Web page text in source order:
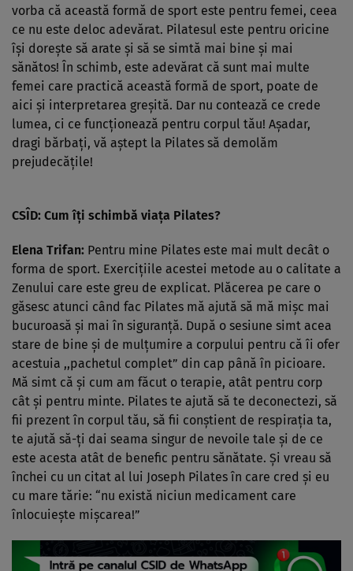
vorba că această formă de sport este pentru femei, ceea
ce nu este deloc adevărat. Pilatesul este pentru oricine
îşi doreşte să arate şi să se simtă mai bine şi mai
sănătos! În schimb, este adevărat că sunt mai multe
femei care practică această formă de sport, poate de
aici şi interpretarea greşită. Dar nu contează ce crede
lumea, ci ce funcţionează pentru corpul tău! Aşadar,
dragi bărbaţi, vă aştept la Pilates să demolăm
prejudecăţile!
CSÎD: Cum îţi schimbă viaţa Pilates?
Elena Trifan: Pentru mine Pilates este mai mult decât o
forma de sport. Exerciţiile acestei metode au o calitate a
Zenului care este greu de explicat. Plăcerea pe care o
găsesc atunci când fac Pilates mă ajută să mă mişc mai
bucuroasă şi mai în siguranţă. După o sesiune simt acea
stare de bine şi de mulţumire a corpului pentru că îi ofer
acestuia ,,pachetul complet” din cap până în picioare.
Mă simt că şi cum am făcut o terapie, atât pentru corp
cât şi pentru minte. Pilates te ajută să te deconectezi, să
fii prezent în corpul tău, să fii conştient de respiraţia ta,
te ajută să-ţi dai seama singur de nevoile tale şi de ce
este acesta atât de benefic pentru sănătate. Şi vreau să
închei cu un citat al lui Joseph Pilates în care cred şi eu
cu mare tărie: “nu există niciun medicament care
înlocuieşte mişcarea!”